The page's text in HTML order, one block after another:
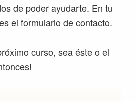
de poder ayudarte. En tu
el formulario de contacto.
curso, sea éste o el